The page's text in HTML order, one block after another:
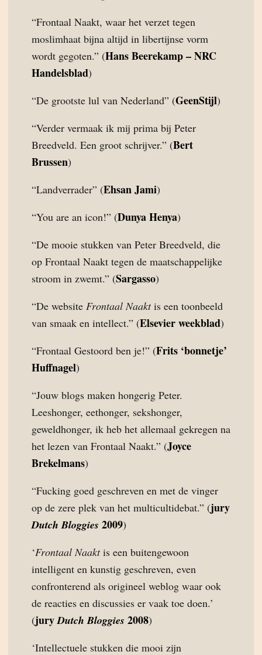
“Frontaal Naakt, waar het verzet tegen
moslimhaat bijna altijd in libertijnse vorm
wordt gegoten.” (Hans Beerekamp – NRC
Handelsblad)
“De grootste lul van Nederland” (GeenStijl)
“Verder vermaak ik mij prima bij Peter
Breedveld. Een groot schrijver.” (Bert
Brussen)
“Landverrader” (Ehsan Jami)
“You are an icon!” (Dunya Henya)
“De mooie stukken van Peter Breedveld, die
op Frontaal Naakt tegen de maatschappelijke
stroom in zwemt.” (Sargasso)
“De website Frontaal Naaktis een toonbeeld
van smaak en intellect.” (Elsevier weekblad)
“Frontaal Gestoord ben je!” (Frits ‘bonnetje’
Huffnagel)
“Jouw blogs maken hongerig Peter.
Leeshonger, eethonger, sekshonger,
geweldhonger, ik heb het allemaal gekregen na
het lezen van Frontaal Naakt.” (Joyce
Brekelmans)
“Fucking goed geschreven en met de vinger
op de zere plek van het multicultidebat.” (jury
Dutch Bloggies 2009)
‘Frontaal Naaktis een buitengewoon
intelligent en kunstig geschreven, even
confronterend als origineel weblog waar ook
de reacties en discussies er vaak toe doen.’
(juryDutch Bloggies 2008)
‘Intellectuele stukken die mooi zijn